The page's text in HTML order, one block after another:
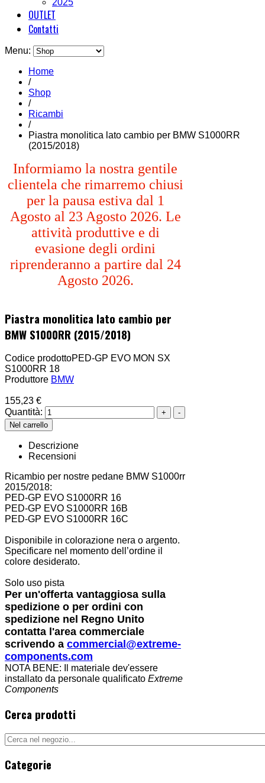
OUTLET
Contatti
Menu:
Home
/
Shop
/
Ricambi
/
Piastra monolitica lato cambio per BMW S1000RR
(2015/2018)
Informiamo la nostra gentile
clientela che rimarremo chiusi
per la pausa estiva dal 1
Agosto al 23 Agosto 2026. Le
attività produttive e di
evasione degli ordini
riprenderanno a partire dal 24
Agosto 2026.
Piastra monolitica lato cambio per
BMW S1000RR (2015/2018)
Codice prodottoPED-GP EVO MON SX
S1000RR 18
Produttore BMW
155,23 €
Quantità:
Descrizione
Recensioni
Ricambio per nostre pedane BMW S1000rr
2015/2018:
PED-GP EVO S1000RR 16
PED-GP EVO S1000RR 16B
PED-GP EVO S1000RR 16C
Disponibile in colorazione nera o argento.
Specificare nel momento dell’ordine il
colore desiderato.
Solo uso pista
Per un'offerta vantaggiosa sulla
spedizione o per ordini con
spedizione nel Regno Unito
contatta l'area commerciale
scrivendo a commercial@extreme-
components.com
NOTA BENE: Il materiale dev'essere
installato da personale qualificato Extreme
Components
Cerca prodotti
Categorie